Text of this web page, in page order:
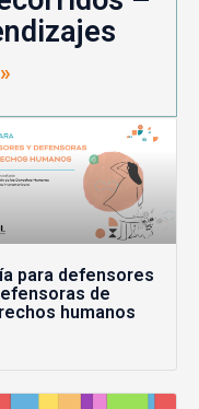
para defensores
de
humanos